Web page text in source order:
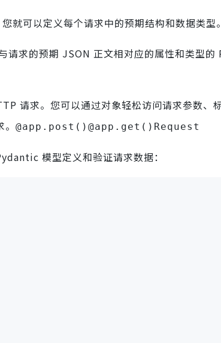
就可以定义每个请求中的预期结构和数据类型。
请求的预期 JSON 正文相对应的属性和类型
请求。您可以通过对象轻松访问请求参数、
@app.post() @app.get() Request
模型定义和验证请求数据：